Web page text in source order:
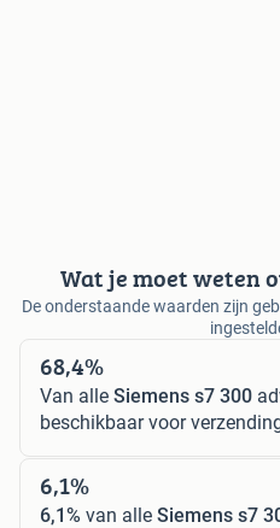
Wat je moet weten
De onderstaande waarden zijn
68,4%
Van alle Siemens s7 300
beschikbaar voor
6,1%
6,1% van alle Siemens s7